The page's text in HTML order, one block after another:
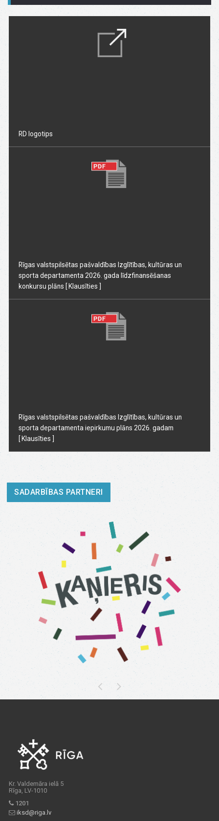
RD logotips
Rīgas valstspilsētas pašvaldības Izglītības, kultūras un
sporta departamenta 2026. gada līdzfinansēšanas
konkursu plāns [ Klausīties ]
Rīgas valstspilsētas pašvaldības Izglītības, kultūras un
sporta departamenta iepirkumu plāns 2026. gadam
[ Klausīties ]
SADARBĪBAS PARTNERI
Kr. Valdemāra ielā 5
Rīga, LV-1010
1201
iksd@riga.lv